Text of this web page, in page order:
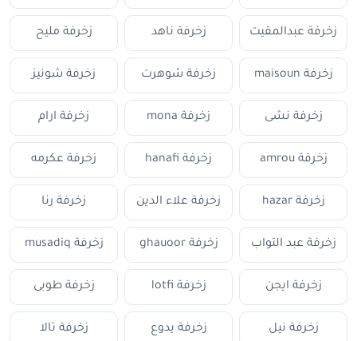
زخرفة عبدالمقيت زخرفة ناهد زخرفة مليح
زخرفة maisoun زخرفة شوهرت زخرفة شونيز
زخرفة نشى زخرفة mona زخرفة ارام
زخرفة amrou زخرفة hanafi زخرفة عكرمه
زخرفة hazar زخرفة علاء الدين زخرفة رنا
زخرفة عبد التواب زخرفة ghauoor زخرفة musadiq
زخرفة ايجن زخرفة lotfi زخرفة طوبى
زخرفة نيل زخرفة يدوع زخرفة تالا